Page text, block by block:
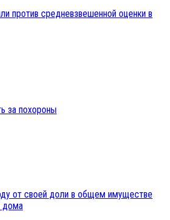
против средневзвешенной оценки в
за похороны
от своей доли в общем имуществе
дома